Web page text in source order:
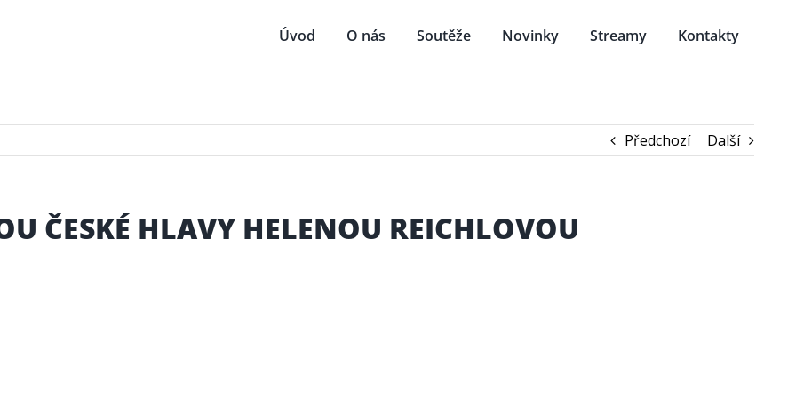
Úvod O nás Soutěže Novinky Streamy Kontakty
Předchozí Další
ČESKÉ HLAVY HELENOU REICHLOVOU